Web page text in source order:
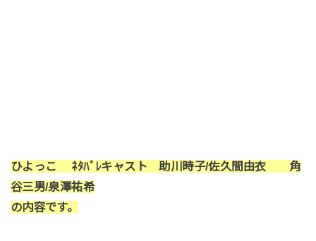
ひよっこ ﾈﾀﾊﾞﾚキャスト 助川時子/佐久間由衣 角
谷三男/泉澤祐希
の内容です。